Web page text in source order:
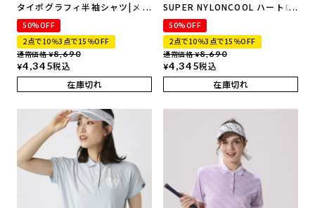
タイポグラフィ半袖シャツ|メン
ズサイズあり | 吸汗速乾・UVカ
ット・接触冷感・遮熱
50%OFF
2点で10％3点で15％OFF
通常価格 ¥8,690
¥4,345税込
在庫切れ
SUPER NYLONCOOL ハートロ
ゴデザイン半袖シャツ | 吸汗速
乾、UVカット、接触冷感
50%OFF
2点で10％3点で15％OFF
通常価格 ¥8,690
¥4,345税込
在庫切れ